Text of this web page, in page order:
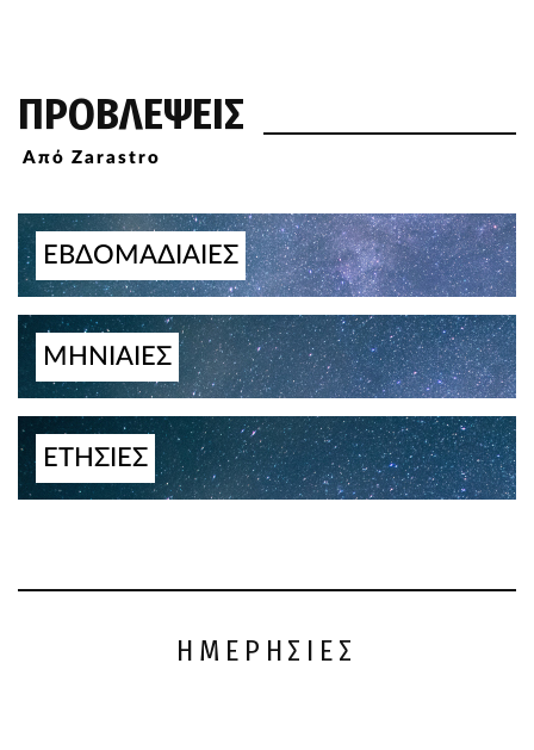
ΠΡΟΒΛΕΨΕΙΣ
Από Zarastro
ΕΒΔΟΜΑΔΙΑΙΕΣ
ΜΗΝΙΑΙΕΣ
ΕΤΗΣΙΕΣ
ΗΜΕΡΗΣΙΕΣ